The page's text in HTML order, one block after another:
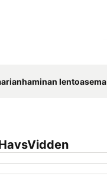
lentoasema